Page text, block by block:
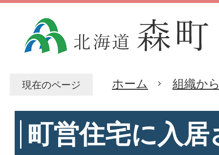
現在のページ ホーム 組織か
町営住宅に入